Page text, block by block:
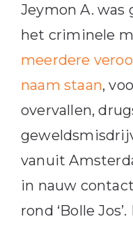
Jeymon A. was
het criminele
meerdere
naam staan,
overvallen,
vanuit
in nauw
rond ‘Bolle